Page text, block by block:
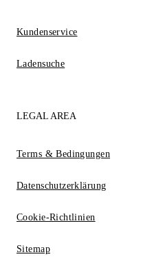
Kundenservice
Ladensuche
LEGAL AREA
Terms & Bedingungen
Datenschutzerklärung
Cookie-Richtlinien
Sitemap